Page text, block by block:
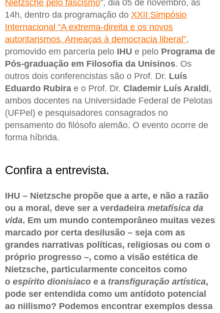
Nietzsche pelo fascismo”, dia 05 de novembro, às
14h, dentro da programação do XXII Simpósio
Internacional “A extrema-direita e os novos
autoritarismos. Ameaças à democracia liberal”,
promovido em parceria pelo IHU e pelo Programa de
Pós-graduação em Filosofia da Unisinos. Os
outros dois conferencistas são o Prof. Dr. Luís
Eduardo Rubira e o Prof. Dr. Clademir Luís Araldi,
ambos docentes na Universidade Federal de Pelotas
(UFPel) e pesquisadores consagrados no
pensamento do filósofo alemão. O evento ocorre de
forma híbrida.
Confira a entrevista.
IHU – Nietzsche propõe que a arte, e não a razão
ou a moral, deve ser a verdadeira metafísica da
vida. Em um mundo contemporâneo muitas vezes
marcado por certa desilusão – seja com as
grandes narrativas políticas, religiosas ou com o
próprio progresso –, como a visão estética de
Nietzsche, particularmente conceitos como
o espírito dionisíaco e a transfiguração artística,
pode ser entendida como um antídoto potencial
ao niilismo? Podemos encontrar exemplos dessa